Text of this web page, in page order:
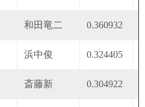
和田竜二 0.360932
浜中俊 0.324405
斎藤新 0.304922